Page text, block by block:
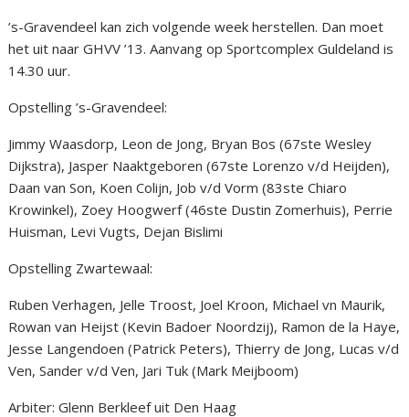
’s-Gravendeel kan zich volgende week herstellen. Dan moet
het uit naar GHVV ’13. Aanvang op Sportcomplex Guldeland is
14.30 uur.
Opstelling ’s-Gravendeel:
Jimmy Waasdorp, Leon de Jong, Bryan Bos (67ste Wesley
Dijkstra), Jasper Naaktgeboren (67ste Lorenzo v/d Heijden),
Daan van Son, Koen Colijn, Job v/d Vorm (83ste Chiaro
Krowinkel), Zoey Hoogwerf (46ste Dustin Zomerhuis), Perrie
Huisman, Levi Vugts, Dejan Bislimi
Opstelling Zwartewaal:
Ruben Verhagen, Jelle Troost, Joel Kroon, Michael vn Maurik,
Rowan van Heijst (Kevin Badoer Noordzij), Ramon de la Haye,
Jesse Langendoen (Patrick Peters), Thierry de Jong, Lucas v/d
Ven, Sander v/d Ven, Jari Tuk (Mark Meijboom)
Arbiter: Glenn Berkleef uit Den Haag